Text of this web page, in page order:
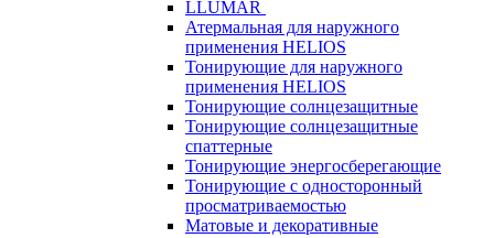
LLUMAR
Атермальная для наружного
применения HELIOS
Тонирующие для наружного
применения HELIOS
Тонирующие солнцезащитные
Тонирующие солнцезащитные
спаттерные
Тонирующие энергосберегающие
Тонирующие с односторонный
просматриваемостью
Матовые и декоративные